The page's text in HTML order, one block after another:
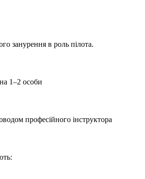
занурення в роль пілота.
1–2 особи
професійного інструктора